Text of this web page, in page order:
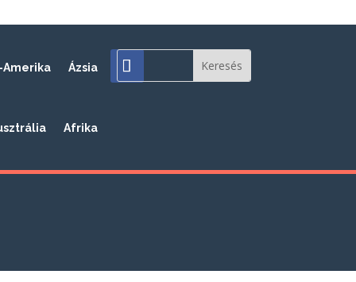
Amerika Ázsia
Afrika